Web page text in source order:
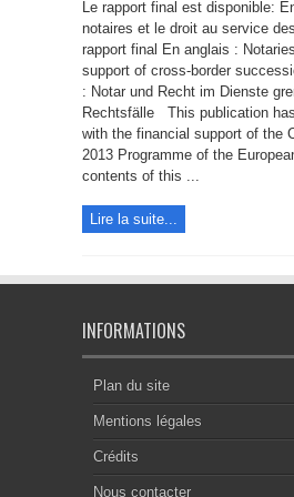
Le rapport final est disponible:
notaires et le droit au service
rapport final En anglais :
support of cross-border
: Notar und Recht im Dienste
Rechtsfälle This publication
with the financial support of the
2013 Programme of the
contents of this ...
Lire la suite...
INFORMATIONS
Plan du site
Mentions légales
Crédits
Nous contacter